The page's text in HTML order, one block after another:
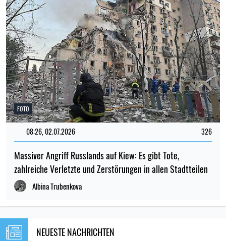
FOTO
08:26, 02.07.2026 326
Massiver Angriff Russlands auf Kiew: Es gibt Tote,
zahlreiche Verletzte und Zerstörungen in allen Stadtteilen
Albina Trubenkova
NEUESTE NACHRICHTEN